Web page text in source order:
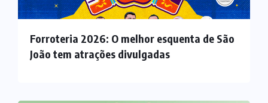
Forroteria 2026: O melhor esquenta de São
João tem atrações divulgadas